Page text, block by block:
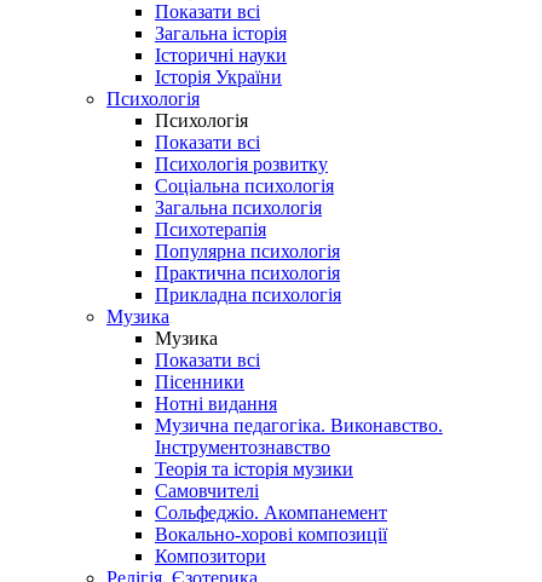
Показати всі
Загальна історія
Історичні науки
Історія України
Психологія
Психологія
Показати всі
Психологія розвитку
Соціальна психологія
Загальна психологія
Психотерапія
Популярна психологія
Практична психологія
Прикладна психологія
Музика
Музика
Показати всі
Пісенники
Нотні видання
Музична педагогіка. Виконавство.
Інструментознавство
Теорія та історія музики
Самовчителі
Сольфеджіо. Акомпанемент
Вокально-хорові композиції
Композитори
Релігія. Єзотерика